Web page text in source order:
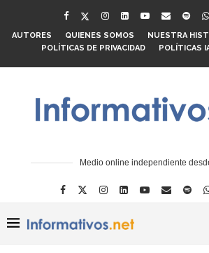
AUTORES QUIENES SOMOS NUESTRA
POLÍTICAS DE PRIVACIDAD
POLÍTICAS
Medio online independiente